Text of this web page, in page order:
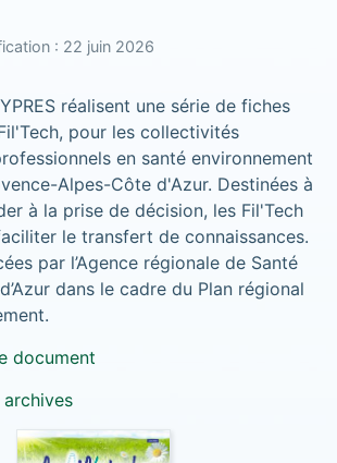
: 22 juin 2026
réalisent une série de fiches
pour les collectivités
en santé environnement
Alpes-Côte d'Azur. Destinées à
à la prise de décision, les Fil'Tech
le transfert de connaissances.
par l’Agence régionale de Santé
dans le cadre du Plan régional
document